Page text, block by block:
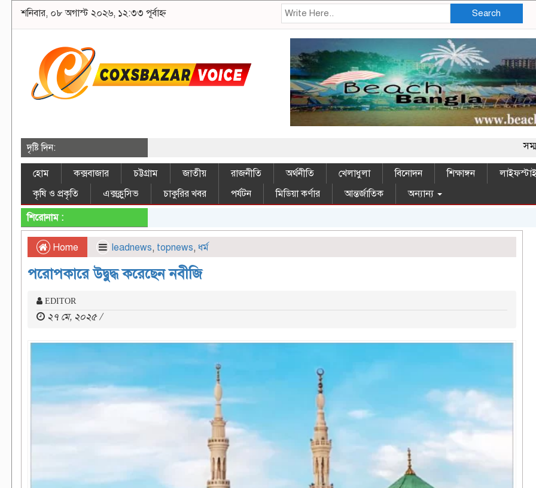
শনিবার, ০৮ অগাস্ট ২০২৬, ১২:৩৩ পূর্বাহ্ন Search
দৃষ্টি দিন: সম্মানিত
হোম কক্সবাজার চট্টগ্রাম জাতীয় রাজনীতি অর্থনীতি খেলাধুলা বিনোদন শিক্ষাঙ্গন
কৃষি ও প্রকৃতি
এক্সক্লুসিভ চাকুরির খবর পর্যটন মিডিয়া কর্ণার আন্তর্জাতিক
অন্যান্য
শিরোনাম :
Home leadnews, topnews, ধর্ম
পরোপকারে উদ্বুদ্ধ করেছেন নবীজি
EDITOR
২৭ মে, ২০২৫ /